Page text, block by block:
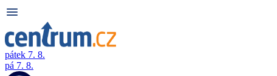
pátek 7. 8.
pá 7. 8.